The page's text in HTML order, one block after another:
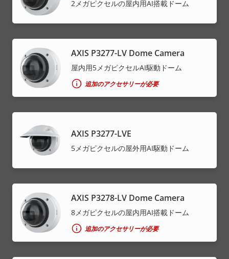
2メガピクセルの屋内用AI搭載ドーム
AXIS P3277-LV Dome Camera
屋内用5メガピクセルAI駆動ドーム
追加のアクセサリーが必要
AXIS P3277-LVE
5メガピクセルの屋外用AI駆動ドーム
AXIS P3278-LV Dome Camera
8メガピクセルの屋内用AI搭載ドーム
追加のアクセサリーが必要